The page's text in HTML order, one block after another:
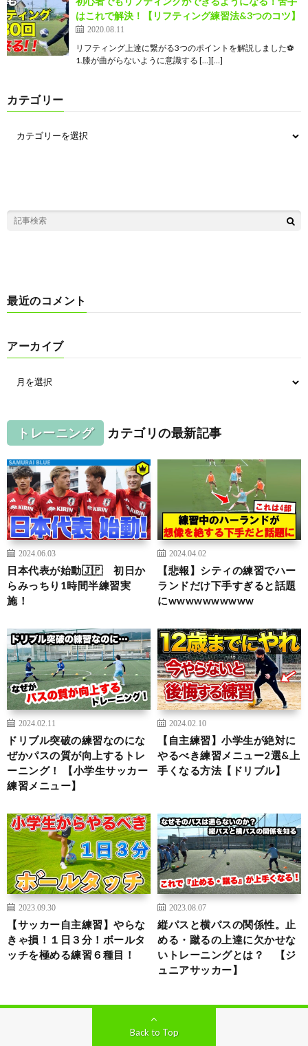
はこれで解決！【リフティング練習法&3つのコツ】
2020.08.11
リフティング上達に繋がる3つのポイントを解説しました⚽️
1.膝が曲がらないように意識する […][…]
カテゴリー
最近のコメント
アーカイブ
トレーニング カテゴリの最新記事
2024.06.03
日本代表が始動🇯🇵 初日か
らみっちり1時間半練習実
施！
2024.04.02
【悲報】シティの練習でハー
ランドだけ下手すぎると話題
にwwwwwwwwww
2024.02.11
ドリブル突破の練習なのにな
ぜかパスの質が向上するトレ
ーニング！ 【小学生サッカー
練習メニュー】
2024.02.10
【自主練習】小学生が絶対に
やるべき練習メニュー2選&上
手くなる方法【ドリブル】
2023.09.30
【サッカー自主練習】やらな
きゃ損！１日３分！ボールタ
ッチを極める練習６種目！
2023.08.07
縦パスと横パスの関係性。止
める・蹴るの上達に欠かせな
いトレーニングとは？ 【ジ
ュニアサッカー】
Back to Top